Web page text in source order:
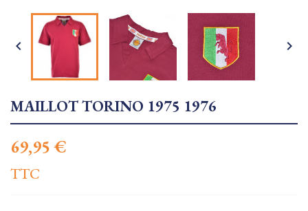
 
MAILLOT TORINO 1975 1976
69,95 €
TTC